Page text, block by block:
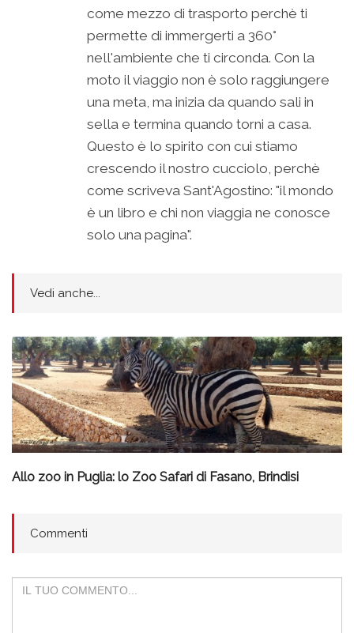
come mezzo di trasporto perchè ti
permette di immergerti a 360°
nell'ambiente che ti circonda. Con la
moto il viaggio non è solo raggiungere
una meta, ma inizia da quando sali in
sella e termina quando torni a casa.
Questo è lo spirito con cui stiamo
crescendo il nostro cucciolo, perchè
come scriveva Sant'Agostino: "il mondo
è un libro e chi non viaggia ne conosce
solo una pagina".
Vedi anche...
Allo zoo in Puglia: lo Zoo Safari di Fasano, Brindisi
Commenti